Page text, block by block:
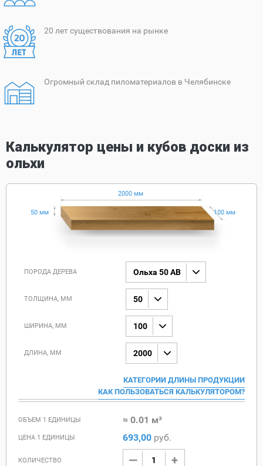
20 лет существования на рынке
Огромный склад пиломатериалов в Челябинске
Калькулятор цены и кубов доски из
ольхи
50 мм 100 мм
2000 мм
ПОРОДА ДЕРЕВА Ольха 50 AB
ТОЛЩИНА, ММ 50
ШИРИНА, ММ 100
ДЛИНА, ММ 2000
КАТЕГОРИИ ДЛИНЫ ПРОДУКЦИИ
КАК ПОЛЬЗОВАТЬСЯ КАЛЬКУЛЯТОРОМ?
ОБЪЕМ 1 ЕДИНИЦЫ ≈ 0.01 м³
ЦЕНА 1 ЕДИНИЦЫ 693,00 руб.
КОЛИЧЕСТВО